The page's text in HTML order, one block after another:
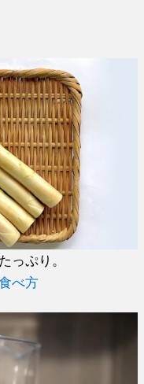
っぷり。
べ方